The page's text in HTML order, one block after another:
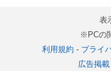
表
※PCの
利用規約 - プライ
広告掲載